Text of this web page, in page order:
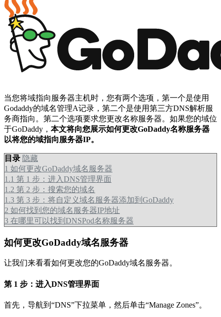
当您将域指向服务器主机时，您有两个选项，第一个是使用
Godaddy的域名管理A记录，第二个是使用第三方DNS解析服
务商指向。第二个选项要求您更改名称服务器。如果您的域位
于GoDaddy， 本文将向您展示如何更改GoDaddy名称服务器
以将您的域指向服务器IP。
目录 隐藏
1 如何更改GoDaddy域名服务器
1.1 第 1 步：进入DNS管理界面
1.2 第 2 步：搜索您的域名
1.3 第 3 步：将自定义域名服务器添加到GoDaddy
2 如何找到您的域名服务器IP地址
3 在哪里可以找到DNSPod名称服务器
如何更改GoDaddy域名服务器
让我们来看看如何更改您的GoDaddy域名服务器。
第 1 步：进入DNS管理界面
首先，导航到“DNS”下拉菜单，然后单击“Manage Zones”。